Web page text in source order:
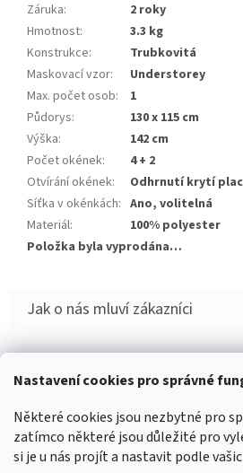
Nastavení cookies pro správné
Některé cookies jsou nezbytné pro
zatímco některé jsou důležité pro
si je u nás projít a nastavit podle
Záruka:
2 roky
Hmotnost:
3.3 kg
Konstrukce:
Trubkovitá
Maskovací vzor:
Understorey
Max. počet osob:
1
Půdorys:
130 x 115 cm
Výška:
142 cm
Počet okének:
4 + 2
Otvírání okének:
Odhrnutí krytí
Síťka v okénkách: Ano, volitelná
Materiál:
100% polyester
Položka byla vyprodána…